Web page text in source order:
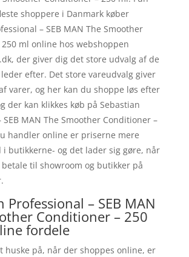
shoppere i Danmark køber
– SEB MAN The Smoother
ml online hos webshoppen
der giver dig det store udvalg af de
efter. Det store vareudvalg giver
varer, og her kan du shoppe løs efter
der kan klikkes køb på Sebastian
SEB MAN The Smoother Conditioner –
handler online er priserne mere
i butikkerne- og det lader sig gøre, når
betale til showroom og butikker på
Professional – SEB MAN
Conditioner – 250
fordele
huske på, når der shoppes online, er